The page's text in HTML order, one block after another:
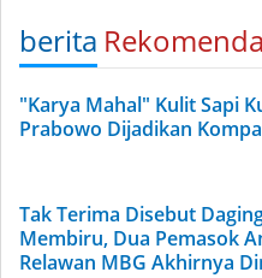
berita
"Karya Mahal" Kulit Sapi
Prabowo Dijadikan
Tak Terima Disebut
Membiru, Dua Pemasok
Relawan MBG Akhirnya